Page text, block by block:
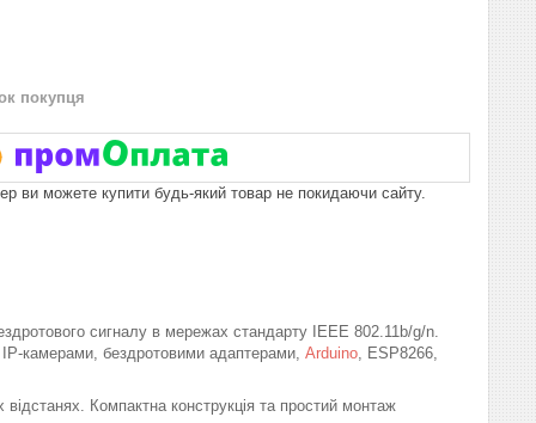
покупця
ви можете купити будь-який товар не покидаючи сайту.
сигналу в мережах стандарту IEEE 802.11b/g/n.
камерами, бездротовими адаптерами, Arduino , ESP8266,
Компактна конструкція та простий монтаж